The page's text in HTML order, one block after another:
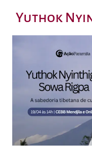
Yuthok